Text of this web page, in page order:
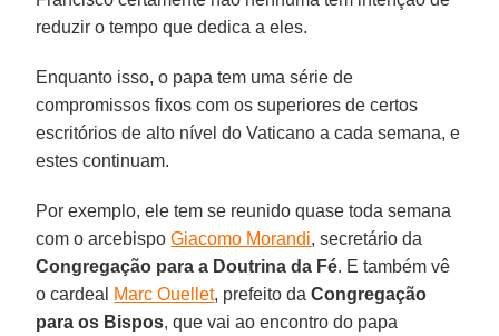
reduzir o tempo que dedica a eles.
Enquanto isso, o papa tem uma série de
compromissos fixos com os superiores de certos
escritórios de alto nível do Vaticano a cada semana, e
estes continuam.
Por exemplo, ele tem se reunido quase toda semana
com o arcebispoGiacomo Morandi, secretário da
Congregação para a Doutrina da Fé. E também vê
o cardeal Marc Ouellet, prefeito daCongregação
para os Bispos, que vai ao encontro do papa